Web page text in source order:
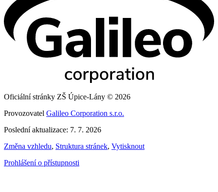
Oficiální stránky ZŠ Úpice-Lány © 2026
Provozovatel Galileo Corporation s.r.o.
Poslední aktualizace: 7. 7. 2026
Změna vzhledu, Struktura stránek, Vytisknout
Prohlášení o přístupnosti